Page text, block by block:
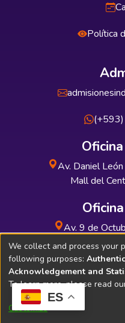
ES
Política
Av. Daniel
Mall del
Av. 9 de
Soporte
We collect and process your
following purposes:
Acknowledgement and
To learn more, please read
Customize